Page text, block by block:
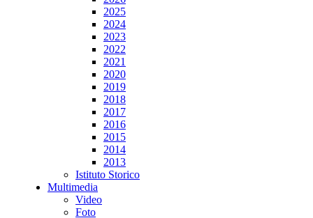
2025
2024
2023
2022
2021
2020
2019
2018
2017
2016
2015
2014
2013
Istituto Storico
Multimedia
Video
Foto